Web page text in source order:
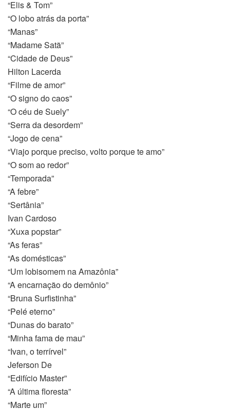
“Elis & Tom”
“O lobo atrás da porta”
“Manas”
“Madame Satã”
“Cidade de Deus”
Hilton Lacerda
“Filme de amor”
“O signo do caos”
“O céu de Suely”
“Serra da desordem”
“Jogo de cena”
“Viajo porque preciso, volto porque te amo”
“O som ao redor”
“Temporada”
“A febre”
“Sertânia”
Ivan Cardoso
“Xuxa popstar”
“As feras”
“As domésticas”
“Um lobisomem na Amazônia”
“A encarnação do demônio”
“Bruna Surfistinha”
“Pelé eterno”
“Dunas do barato”
“Minha fama de mau”
“Ivan, o terrírvel”
Jeferson De
“Edifício Master”
“A última floresta”
“Marte um”